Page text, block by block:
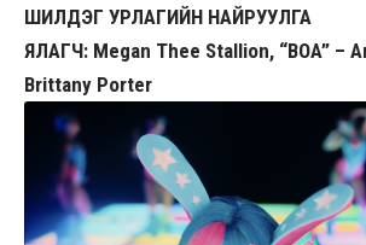
ШИЛДЭГ УРЛАГИЙН НАЙРУУЛГА
ЯЛАГЧ: Megan Thee Stallion, “BOA” –
Brittany Porter